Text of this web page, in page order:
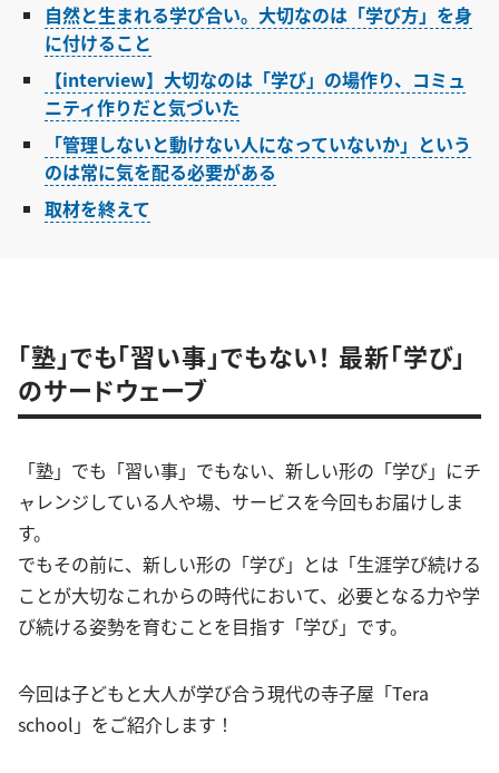
自然と生まれる学び合い。大切なのは「学び方」を身
に付けること
【interview】大切なのは「学び」の場作り、コミュ
ニティ作りだと気づいた
「管理しないと動けない人になっていないか」という
のは常に気を配る必要がある
取材を終えて
「塾」でも「習い事」でもない！ 最新「学び」
のサードウェーブ
「塾」でも「習い事」でもない、新しい形の「学び」にチ
ャレンジしている人や場、サービスを今回もお届けしま
す。
でもその前に、新しい形の「学び」とは「生涯学び続ける
ことが大切なこれからの時代において、必要となる力や学
び続ける姿勢を育むことを目指す「学び」です。
今回は子どもと大人が学び合う現代の寺子屋「Tera
school」をご紹介します！